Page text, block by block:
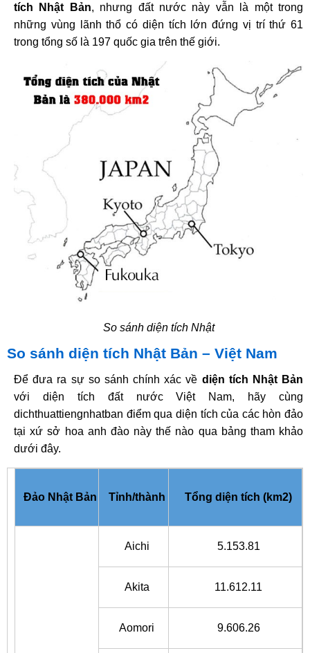
tích Nhật Bản, nhưng đất nước này vẫn là một trong
những vùng lãnh thổ có diện tích lớn đứng vị trí thứ 61
trong tổng số là 197 quốc gia trên thế giới.
So sánh diện tích Nhật
So sánh diện tích Nhật Bản – Việt Nam
Để đưa ra sự so sánh chính xác về diện tích Nhật Bản
với diện tích đất nước Việt Nam, hãy cùng
dichthuattiengnhatban điểm qua diện tích của các hòn đảo
tại xứ sở hoa anh đào này thế nào qua bảng tham khảo
dưới đây.
Đảo Nhật Bản Tỉnh/thành Tổng diện tích (km2)
Aichi 5.153.81
Akita 11.612.11
Aomori 9.606.26